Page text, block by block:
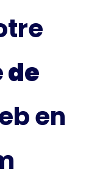
de
en